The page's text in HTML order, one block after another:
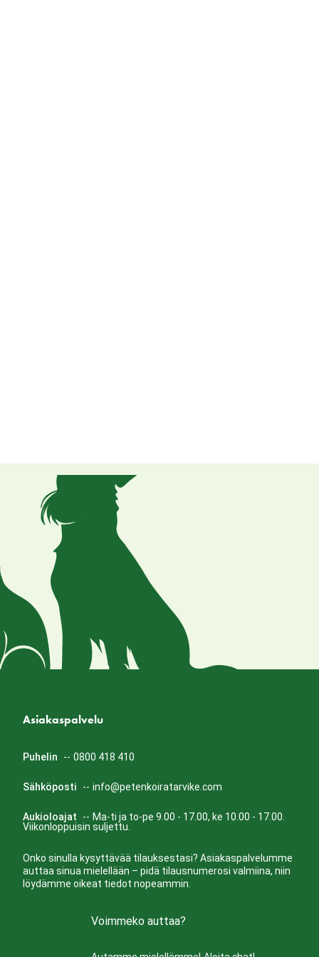
Asiakaspalvelu
Puhelin -- 0800 418 410
Sähköposti -- info@petenkoiratarvike.com
Aukioloajat -- Ma-ti ja to-pe 9.00 - 17.00, ke 10.00 - 17.00.
Viikonloppuisin suljettu.
Onko sinulla kysyttävää tilauksestasi? Asiakaspalvelumme
auttaa sinua mielellään – pidä tilausnumerosi valmiina, niin
löydämme oikeat tiedot nopeammin.
Voimmeko auttaa?